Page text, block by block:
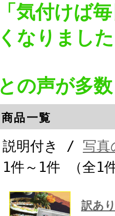
「気付けば
くなりまし
との声が多
商品一覧
説明付き / 写真
1件～1件 （全1
訳あ